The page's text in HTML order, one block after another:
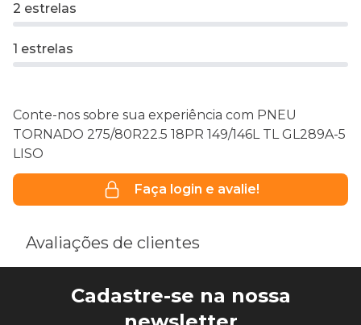
2 estrelas
1 estrelas
Conte-nos sobre sua experiência com PNEU
TORNADO 275/80R22.5 18PR 149/146L TL GL289A-5
LISO
Faça login e avalie!
Avaliações de clientes
Cadastre-se na nossa